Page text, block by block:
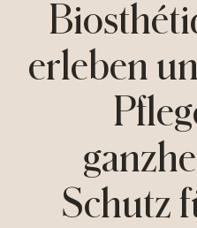
erleben
Schutz